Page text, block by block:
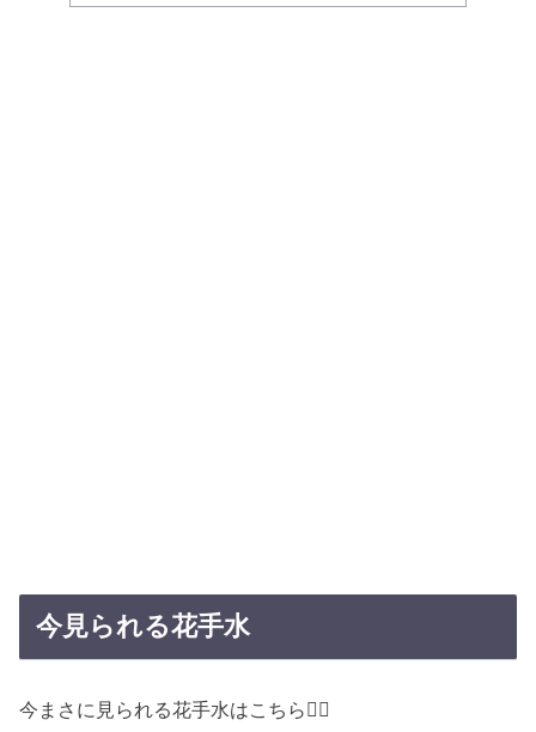
今見られる花手水
今まさに見られる花手水はこちら💁‍♀️